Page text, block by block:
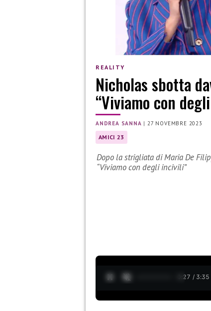
REALITY
Nicholas sbotta
“Viviamo con
ANDREA SANNA |27 NOVEMBRE 2023
AMICI 23
Dopo la strigliata di Maria De
“Viviamo con degli incivili”
0:29 / 3:35